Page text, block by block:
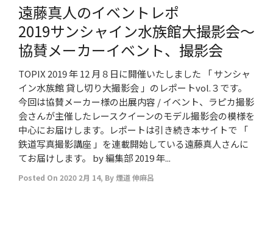
遠藤真人のイベントレポ
2019サンシャイン水族館大撮影会～
協賛メーカーイベント、撮影会
TOPIX 2019 年 12 月８日に開催いたしました 「 サンシャ
イン水族館 貸し切り大撮影会 」のレポートvol.３です。
今回は協賛メーカー様の出展内容 / イベント、ラピカ撮影
会さんが主催したレースクイーンのモデル撮影会の模様を
中心にお届けします。レポートは引き続き本サイトで 「
鉄道写真撮影講座 」を連載開始している遠藤真人さんに
てお届けします。 by 編集部 2019 年...
Posted On 2020 2月 14, By 煙道 伸麻呂